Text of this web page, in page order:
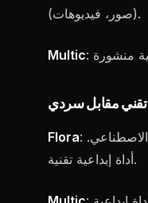
(صور، فيديوهات).
Multic
تقني مقابل سردي
Flora: افهم نماذج ومعاملات الذكاء الاصطناعي.
أداة إبداعية تقنية.